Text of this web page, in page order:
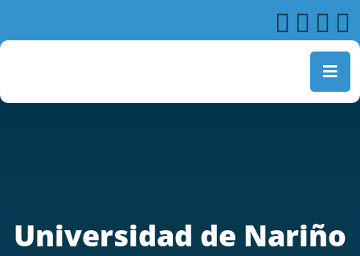
Universidad de Nariño